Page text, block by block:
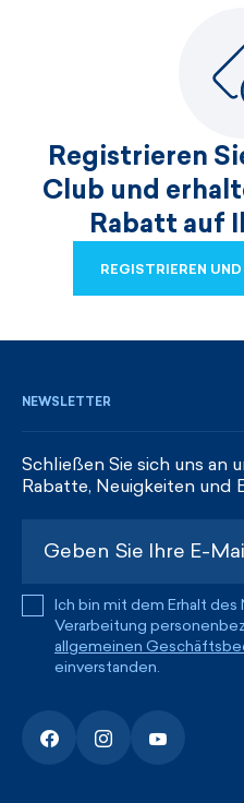
Registrieren
Club und
Rabatt auf
REGISTRIEREN
NEWSLETTER
Schließen Sie sich uns an
Rabatte, Neuigkeiten und
Ich bin mit dem Erhalt
Verarbeitung
allgemeinen
einverstanden.